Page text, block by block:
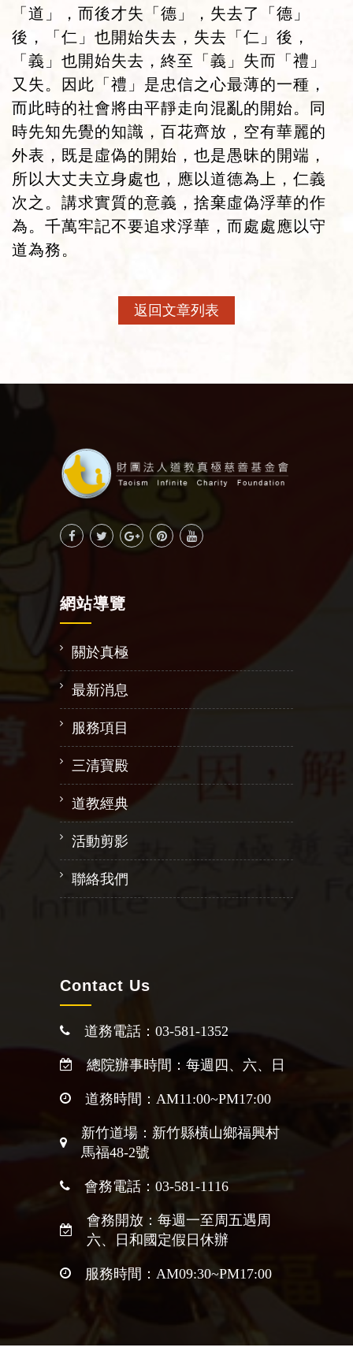
「道」，而後才失「德」，失去了「德」
後，「仁」也開始失去，失去「仁」後，
「義」也開始失去，終至「義」失而「禮」
又失。因此「禮」是忠信之心最薄的一種，
而此時的社會將由平靜走向混亂的開始。同
時先知先覺的知識，百花齊放，空有華麗的
外表，既是虛偽的開始，也是愚昧的開端，
所以大丈夫立身處也，應以道德為上，仁義
次之。講求實質的意義，捨棄虛偽浮華的作
為。千萬牢記不要追求浮華，而處處應以守
道為務。
返回文章列表
網站導覽
關於真極
最新消息
服務項目
三清寶殿
道教經典
活動剪影
聯絡我們
Contact Us
道務電話：03-581-1352
總院辦事時間：每週四、六、日
道務時間：AM11:00~PM17:00
新竹道場：新竹縣橫山鄉福興村
馬福48-2號
會務電話：03-581-1116
會務開放：每週一至周五遇周
六、日和國定假日休辦
服務時間：AM09:30~PM17:00